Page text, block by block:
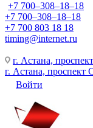
+7 700‒308‒18‒18
+7 700‒308‒18‒18
+7 700 803 18 18
timing@internet.ru
г. Астана,
г. Астана, проспект
Войти